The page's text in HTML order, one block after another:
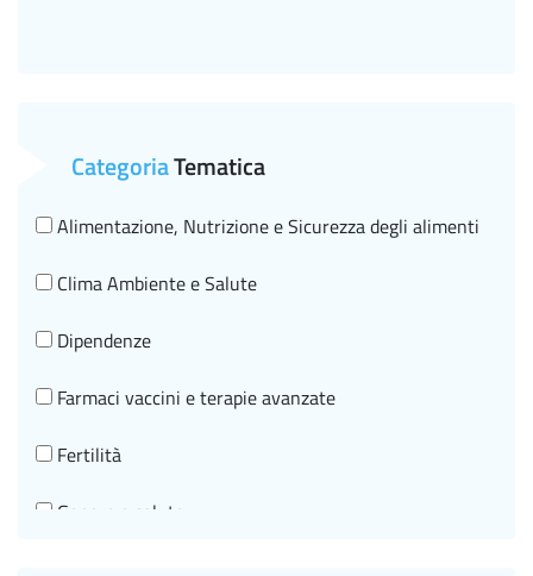
CategoriaTematica
Alimentazione, Nutrizione e Sicurezza degli alimenti
Clima Ambiente e Salute
Dipendenze
Farmaci vaccini e terapie avanzate
Fertilità
Genere e salute